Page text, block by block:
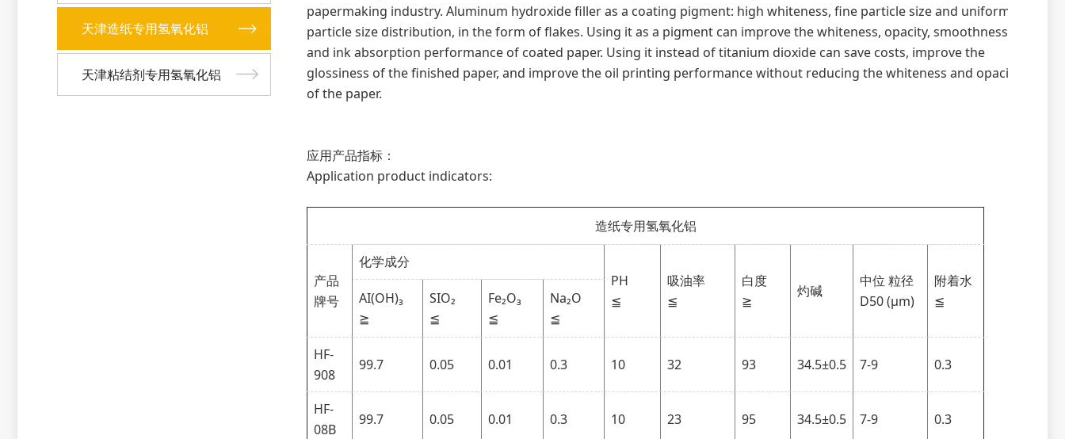
天津造纸专用氢氧化铝
天津粘结剂专用氢氧化铝
papermaking industry. Aluminum hydroxide filler as a coating pigment: high whiteness, fine particle size and uniform
particle size distribution, in the form of flakes. Using it as a pigment can improve the whiteness, opacity, smoothness,
and ink absorption performance of coated paper. Using it instead of titanium dioxide can save costs, improve the
glossiness of the finished paper, and improve the oil printing performance without reducing the whiteness and opacity
of the paper.
应用产品指标：
Application product indicators:
造纸专用氢氧化铝
产品
牌号
化学成分
PH
≦
吸油率
≦
白度
≧
灼碱
中位 粒径
D50 (μm)
附着水
≦
AI(OH)₃
≧
SIO₂
≦
Fe₂O₃
≦
Na₂O
≦
HF-
908
99.7 0.05 0.01 0.3 10 32 93 34.5±0.5 7-9 0.3
HF-
08B
99.7 0.05 0.01 0.3 10 23 95 34.5±0.5 7-9 0.3